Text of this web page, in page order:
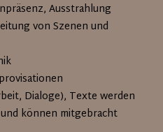
Ausstrahlung
von Szenen und
Dialoge), Texte werden
können mitgebracht